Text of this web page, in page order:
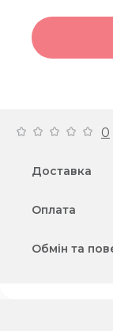
0
Доставка
Оплата
Обмін та